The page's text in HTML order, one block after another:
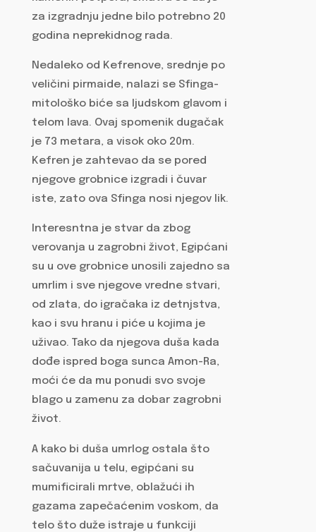
za izgradnju jedne bilo potrebno 20
godina neprekidnog rada.
Nedaleko od Kefrenove, srednje po
veličini pirmaide, nalazi se Sfinga-
mitološko biće sa ljudskom glavom i
telom lava. Ovaj spomenik dugačak
je 73 metara, a visok oko 20m.
Kefren je zahtevao da se pored
njegove grobnice izgradi i čuvar
iste, zato ova Sfinga nosi njegov lik.
Interesntna je stvar da zbog
verovanja u zagrobni život, Egipćani
su u ove grobnice unosili zajedno sa
umrlim i sve njegove vredne stvari,
od zlata, do igračaka iz detnjstva,
kao i svu hranu i piće u kojima je
uživao. Tako da njegova duša kada
dođe ispred boga sunca Amon-Ra,
moći će da mu ponudi svo svoje
blago u zamenu za dobar zagrobni
život.
A kako bi duša umrlog ostala što
sačuvanija u telu, egipćani su
mumificirali mrtve, oblažući ih
gazama zapečaćenim voskom, da
telo što duže istraje u funkciji